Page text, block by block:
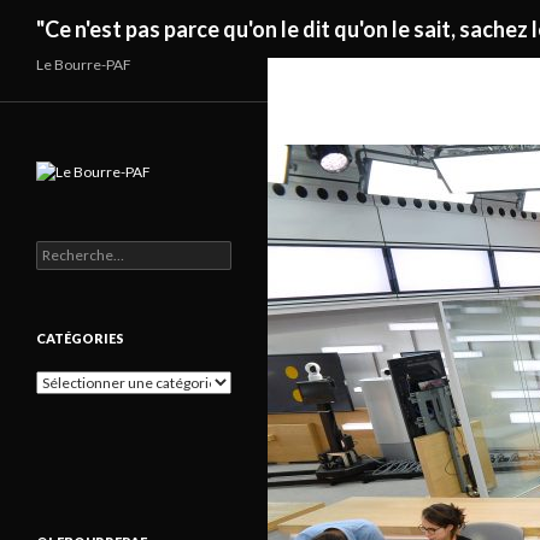
"Ce n'est pas parce qu'on le dit qu'on le sait, sachez
Le Bourre-PAF
Rechercher :
CATÉGORIES
Catégories